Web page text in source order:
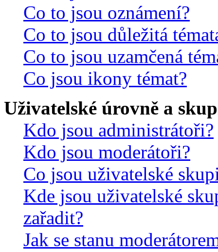
Co to jsou oznámení?
Co to jsou důležitá
Co to jsou uzamčená
Co jsou ikony témat?
Uživatelské úrovně a
Kdo jsou administrátoři?
Kdo jsou moderátoři?
Co jsou uživatelské
Kde jsou uživatelské
zařadit?
Jak se stanu